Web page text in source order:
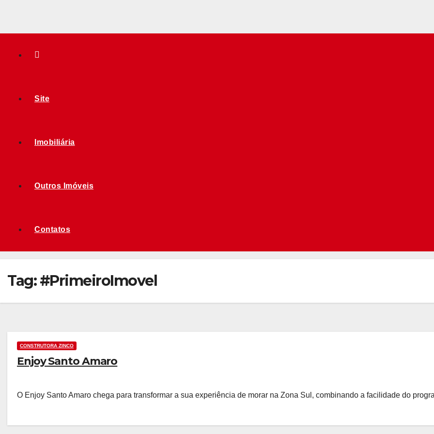
Site
Imobiliária
Outros Imóveis
Contatos
Tag:#PrimeiroImovel
CONSTRUTORA ZINCO
Enjoy Santo Amaro
O Enjoy Santo Amaro chega para transformar a sua experiência de morar na Zona Sul, combinando a facilidade do